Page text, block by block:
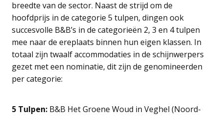
breedte van de sector. Naast de strijd om de
hoofdprijs in de categorie 5 tulpen, dingen ook
succesvolle B&B’s in de categorieën 2, 3 en 4 tulpen
mee naar de ereplaats binnen hun eigen klassen. In
totaal zijn twaalf accommodaties in de schijnwerpers
gezet met een nominatie, dit zijn de genomineerden
per categorie:
5 Tulpen: B&B Het Groene Woud in Veghel (Noord-